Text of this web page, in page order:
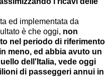
ed implementata da
è che oggi, non
nel periodo di riferimento
meno, ed abbia avuto un
dell'Italia, vede oggi
di passeggeri annui in